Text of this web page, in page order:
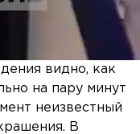
видно, как
на пару минут
неизвестный
В